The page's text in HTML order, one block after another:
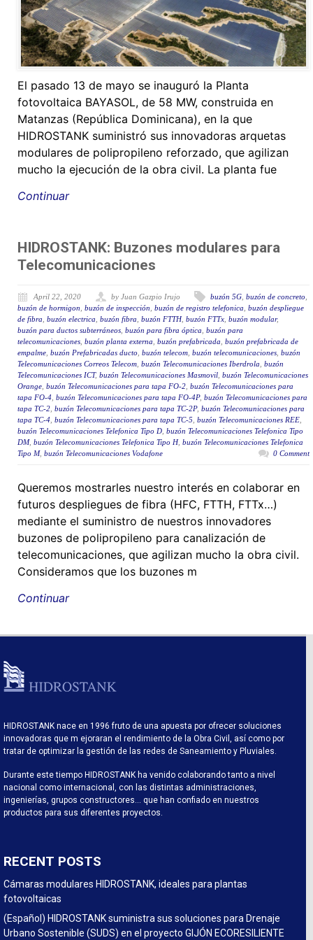
El pasado 13 de mayo se inauguró la Planta
fotovoltaica BAYASOL, de 58 MW, construida en
Matanzas (República Dominicana), en la que
HIDROSTANK suministró sus innovadoras arquetas
modulares de polipropileno reforzado, que agilizan
mucho la ejecución de la obra civil. La planta fue
Continuar
HIDROSTANK: Buzones modulares para
Telecomunicaciones
April 22, 2020 by Juan Gazpio Irujo buzón 5G buzón de concreto
buzón de hormigon buzón de inspección buzón de registro telefonica buzón despliegue
de fibra buzón electrica buzón fibra buzón FTTH, buzón FTTx buzón modular,
buzón para ductos subterráneos buzón para fibra óptica buzón para
telecomunicaciones buzón planta externa buzón prefabricada buzón prefabricada de
empalme buzón Prefabricadas ducto buzón telecom buzón telecomunicaciones buzón
Telecomunicaciones Correos Telecom buzón Telecomunicaciones Iberdrola buzón
Telecomunicaciones ICT, buzón Telecomunicaciones Masmovil buzón Telecomunicaciones
Orange buzón Telecomunicaciones para tapa FO-2 buzón Telecomunicaciones para
tapa FO-4 buzón Telecomunicaciones para tapa FO-4P, buzón Telecomunicaciones para
tapa TC-2 buzón Telecomunicaciones para tapa TC-2P, buzón Telecomunicaciones para
tapa TC-4 buzón Telecomunicaciones para tapa TC-5 buzón Telecomunicaciones REE
buzón Telecomunicaciones Telefonica Tipo D buzón Telecomunicaciones Telefonica Tipo
DM, buzón Telecomunicaciones Telefonica Tipo H, buzón Telecomunicaciones Telefonica
Tipo M, buzón Telecomunicaciones Vodafone 0 Comment
Queremos mostrarles nuestro interés en colaborar en
futuros despliegues de fibra (HFC, FTTH, FTTx…)
mediante el suministro de nuestros innovadores
buzones de polipropileno para canalización de
telecomunicaciones, que agilizan mucho la obra civil.
Consideramos que los buzones m
Continuar
HIDROSTANK nace en 1996 fruto de una apuesta por ofrecer soluciones
innovadoras que m ejoraran el rendimiento de la Obra Civil, así como por
tratar de optimizar la gestión de las redes de Saneamiento y Pluviales.
Durante este tiempo HIDROSTANK ha venido colaborando tanto a nivel
nacional como internacional, con las distintas administraciones,
ingenierías, grupos constructores… que han confiado en nuestros
productos para sus diferentes proyectos.
RECENT POSTS
Cámaras modulares HIDROSTANK, ideales para plantas
fotovoltaicas
(Español) HIDROSTANK suministra sus soluciones para Drenaje
Urbano Sostenible (SUDS) en el proyecto GIJÓN ECORESILIENTE